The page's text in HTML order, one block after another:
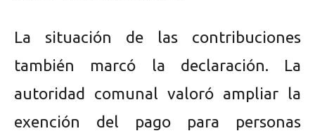
La situación de las contribuciones
también marcó la declaración. La
autoridad comunal valoró ampliar la
exención del pago para personas